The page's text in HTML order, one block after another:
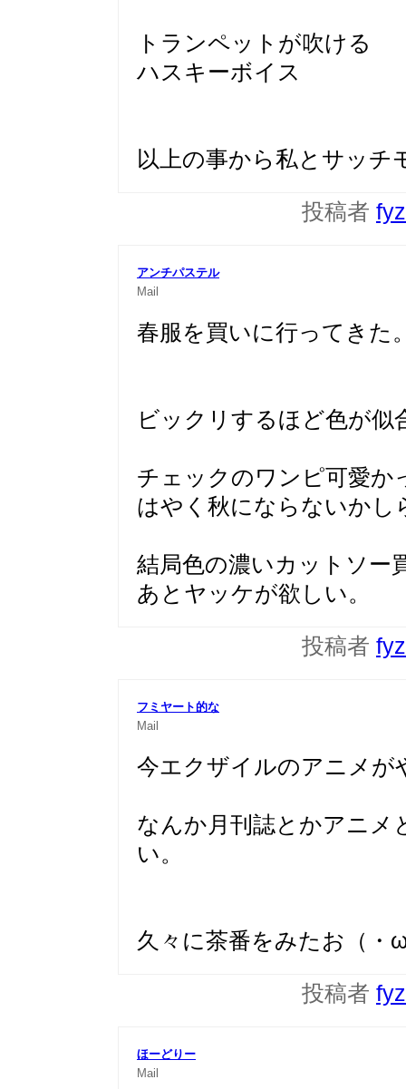
トランペットが吹ける
ハスキーボイス
以上の事から私とサッチ
投稿者
アンチパステル
Mail
春服を買いに行ってきた
ビックリするほど色が
チェックのワンピ可愛
はやく秋にならないかし
結局色の濃いカットソー
あとヤッケが欲しい。
投稿者
フミヤート的な
Mail
今エクザイルのアニメが
なんか月刊誌とかアニメ
い。
久々に茶番をみたお（・
投稿者
ほーどりー
Mail